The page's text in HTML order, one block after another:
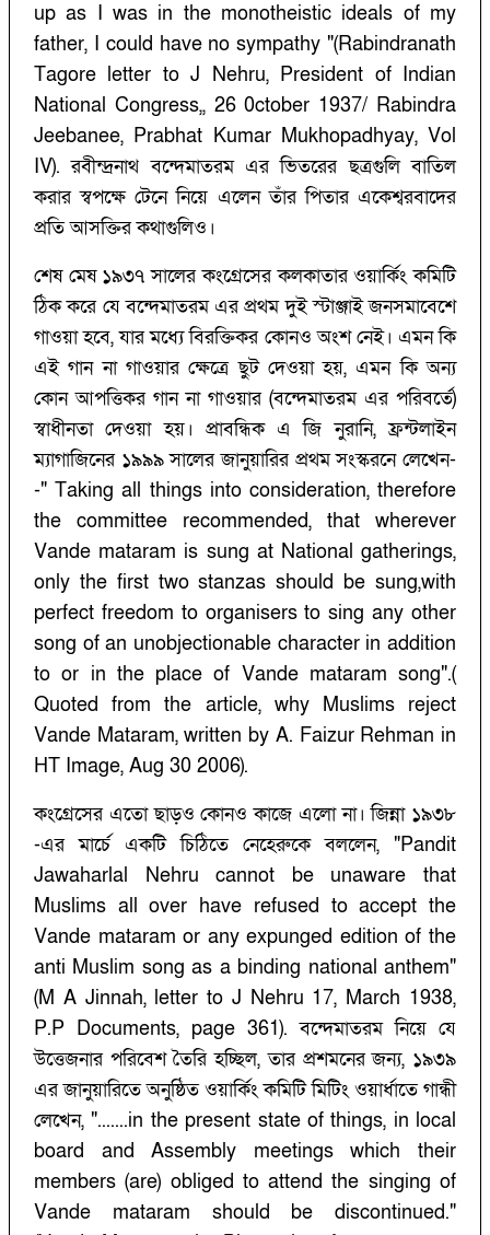
up as I was in the monotheistic ideals of my
father, I could have no sympathy "(Rabindranath
Tagore letter to J Nehru, President of Indian
National Congress,, 26 0ctober 1937/ Rabindra
Jeebanee, Prabhat Kumar Mukhopadhyay, Vol
IV). রবীন্দ্রনাথ বন্দেমাতরম এর ভিতরের ছত্রগুলি বাতিল
করার স্বপক্ষে টেনে নিয়ে এলেন তাঁর পিতার একেশ্বরবাদের
প্রতি আসক্তির কথাগুলিও।
শেষ মেষ ১৯৩৭ সালের কংগ্রেসের কলকাতার ওয়ার্কিং কমিটি
ঠিক করে যে বন্দেমাতরম এর প্রথম দুই স্টাঞ্জাই জনসমাবেশে
গাওয়া হবে, যার মধ্যে বিরক্তিকর কোনও অংশ নেই। এমন কি
এই গান না গাওয়ার ক্ষেত্রে ছুট দেওয়া হয়, এমন কি অন্য
কোন আপত্তিকর গান না গাওয়ার (বন্দেমাতরম এর পরিবর্তে)
স্বাধীনতা দেওয়া হয়। প্রাবন্ধিক এ জি নুরানি, ফ্রন্টলাইন
ম্যাগাজিনের ১৯৯৯ সালের জানুয়ারির প্রথম সংস্করনে লেখেন-
-" Taking all things into consideration, therefore
the committee recommended, that wherever
Vande mataram is sung at National gatherings,
only the first two stanzas should be sung,with
perfect freedom to organisers to sing any other
song of an unobjectionable character in addition
to or in the place of Vande mataram song".(
Quoted from the article, why Muslims reject
Vande Mataram, written by A. Faizur Rehman in
HT Image, Aug 30 2006).
কংগ্রেসের এতো ছাড়ও কোনও কাজে এলো না। জিন্না ১৯৩৮
-এর মার্চে একটি চিঠিতে নেহেরুকে বললেন, "Pandit
Jawaharlal Nehru cannot be unaware that
Muslims all over have refused to accept the
Vande mataram or any expunged edition of the
anti Muslim song as a binding national anthem"
(M A Jinnah, letter to J Nehru 17, March 1938,
P.P Documents, page 361). বন্দেমাতরম নিয়ে যে
উত্তেজনার পরিবেশ তৈরি হচ্ছিল, তার প্রশমনের জন্য, ১৯৩৯
এর জানুয়ারিতে অনুষ্ঠিত ওয়ার্কিং কমিটি মিটিং ওয়ার্ধাতে গান্ধী
লেখেন, ".......in the present state of things, in local
board and Assembly meetings which their
members (are) obliged to attend the singing of
Vande mataram should be discontinued."